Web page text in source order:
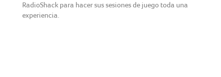
RadioShack para hacer sus sesiones de juego toda una
experiencia.